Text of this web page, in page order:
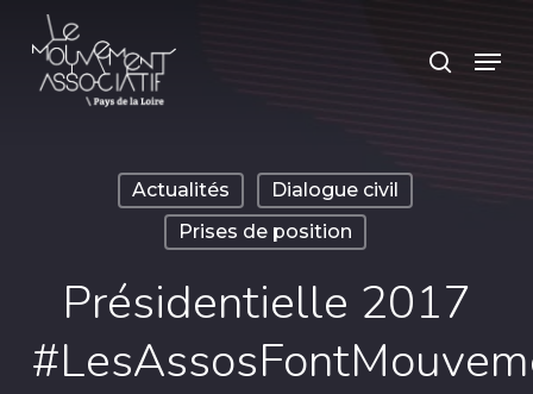
search
Menu
Actualités
Dialogue civil
Prises de position
Présidentielle 2017
Panneau de gestion des cookies